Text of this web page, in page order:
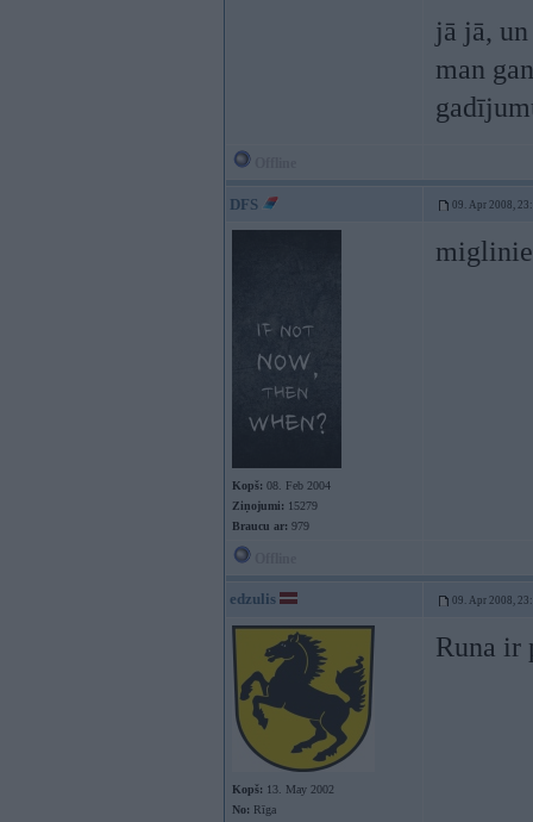
jā jā,
man
DFS 09. Apr 2008,
Kopš: 08. Feb 2004
Ziņojumi: 15279
Braucu ar: 979
edzulis 09. Apr 2008,
Kopš: 13. May 2002
No: Rīga
Runa ir